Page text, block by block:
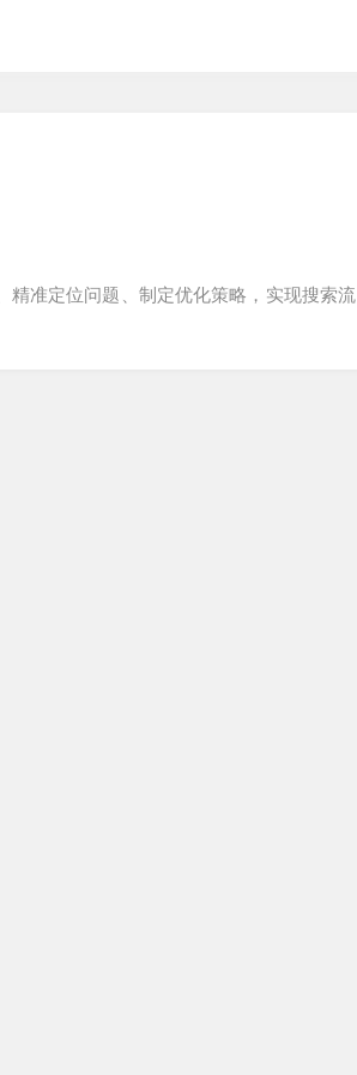
精准定位问题、制定优化策略，实现搜索流